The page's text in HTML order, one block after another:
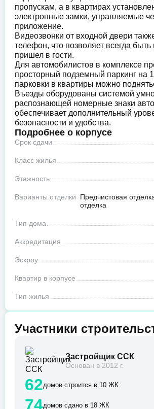
пропускам, а в квартирах
электронные замки, управляемые
приложение.
Видеозвонки от входной двери
телефон, что позволяет всегда быть
пришел в гости.
Для автомобилистов в комплексе
просторный подземный паркинг на
парковки в квартиры можно
Въезды оборудованы системой
распознающей номерные знаки
обеспечивает дополнительный
безопасности и удобства.
Подробнее о корпусе
Срок сдачи
Класс жилья
Этажность
Варианты отделки
Предчистовая
отделка
Тип дома
Аккредитация
Эскроу
Квартир в корпусе
Тип жилья
Участники
Застройщик ССК
Основан в 2012 г.
62домов строится в 10 ЖК
74домов сдано в 18 ЖК